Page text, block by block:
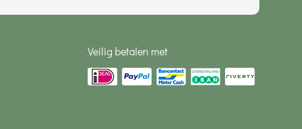
Veilig betalen met